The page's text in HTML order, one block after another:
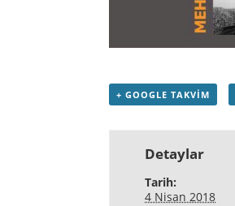
+ GOOGLE TAKVIM
Detaylar
Tarih:
4 Nisan 2018